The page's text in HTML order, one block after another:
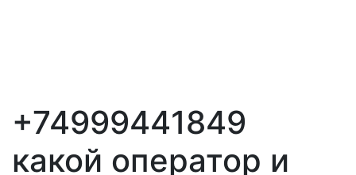
+74999441849
какой оператор и